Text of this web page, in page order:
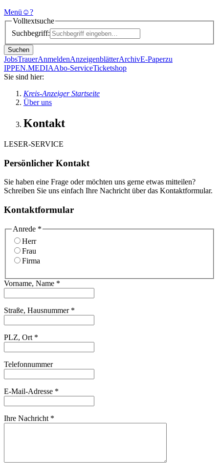
Menü ☺?
Volltextsuche
Suchbegriff:
Suchen
JobsTrauerAnmeldenAnzeigenblätterArchivE-Paperzu
IPPEN.MEDIAAbo-ServiceTicketshop
Sie sind hier:
Kreis-Anzeiger Startseite
Über uns
Kontakt
LESER-SERVICE
Persönlicher Kontakt
Sie haben eine Frage oder möchten uns gerne etwas mitteilen?
Schreiben Sie uns einfach Ihre Nachricht über das Kontaktformular.
Kontaktformular
Anrede *
Herr
Frau
Firma
Vorname, Name *
Straße, Hausnummer *
PLZ, Ort *
Telefonnummer
E-Mail-Adresse *
Ihre Nachricht *